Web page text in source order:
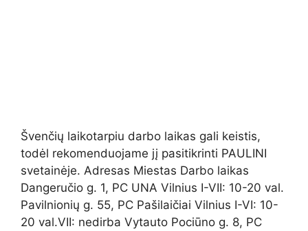
Švenčių laikotarpiu darbo laikas gali keistis,
todėl rekomenduojame jį pasitikrinti PAULINI
svetainėje. Adresas Miestas Darbo laikas
Dangeručio g. 1, PC UNA Vilnius I-VII: 10-20 val.
Pavilnionių g. 55, PC Pašilaičiai Vilnius I-VI: 10-
20 val.VII: nedirba Vytauto Pociūno g. 8, PC